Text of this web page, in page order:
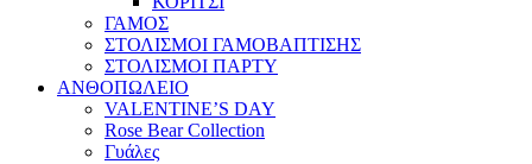
ΓΑΜΟΣ
ΣΤΟΛΙΣΜΟΙ ΓΑΜΟΒΑΠΤΙΣΗΣ
ΣΤΟΛΙΣΜΟΙ ΠΑΡΤΥ
ΑΝΘΟΠΩΛΕΙΟ
VALENTINE’S DAY
Rose Bear Collection
Γυάλες